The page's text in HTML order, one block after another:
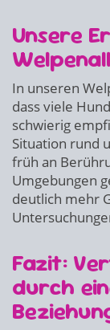
Unsere
In unseren
dass viele
schwierig
Situation rund
früh an
Umgebungen
deutlich mehr
Fazit:
durch